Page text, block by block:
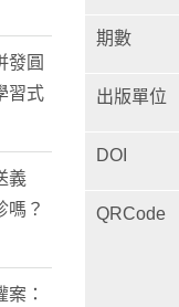
期數
出版單位
DOI
QRCode
發圓
習式
義
嗎？
：